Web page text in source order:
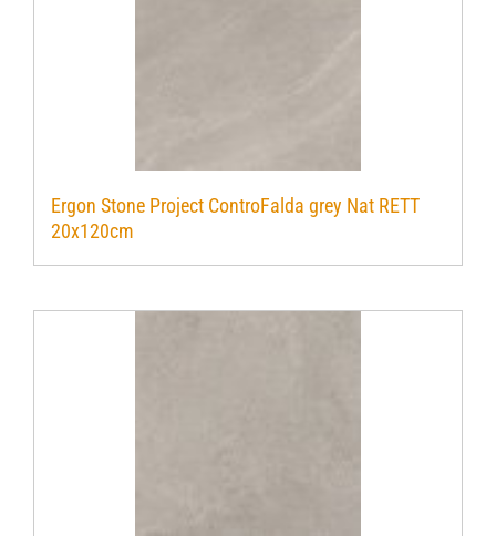
Ergon Stone Project ControFalda grey Nat RETT
20x120cm